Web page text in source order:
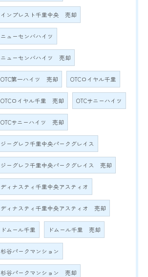
インプレスト千里中央 売却
ニューセンバハイツ
ニューセンバハイツ 売却
OTC第一ハイツ 売却 OTCロイヤル千里
OTCロイヤル千里 売却 OTCサニーハイツ
OTCサニーハイツ 売却
ジーグレフ千里中央パークグレイス
ジーグレフ千里中央パークグレイス 売却
ディナスティ千里中央アスティオ
ディナスティ千里中央アスティオ 売却
ドムール千里 ドムール千里 売却
杉谷パークマンション
杉谷パークマンション 売却